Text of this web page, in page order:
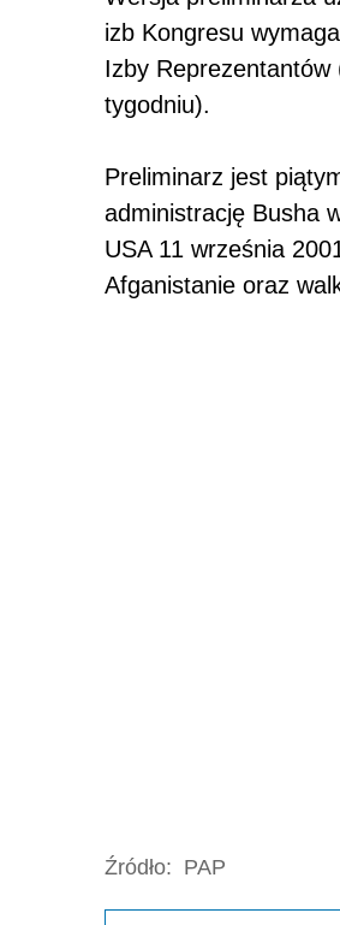
izb Kongresu
Izby Reprezentantów
tygodniu).
Preliminarz jest
administrację Busha
USA 11 września
Afganistanie oraz
Źródło: PAP